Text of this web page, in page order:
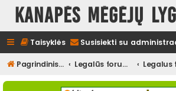
Kanapės mėgėjų
Taisyklės Susisiekti su
Pagrindinis diskusijų puslapis Legalūs forumai